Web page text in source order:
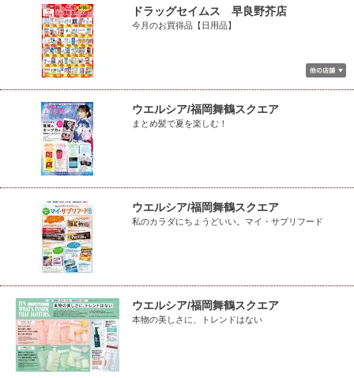
ドラッグセイムス 早良野芥店
今月のお買得品【日用品】
ウエルシア/福岡舞鶴スクエア
まとめ髪で夏を楽しむ！
ウエルシア/福岡舞鶴スクエア
私のカラダにちょうどいい。マイ・サプリフード
ウエルシア/福岡舞鶴スクエア
本物の美しさに、トレンドはない